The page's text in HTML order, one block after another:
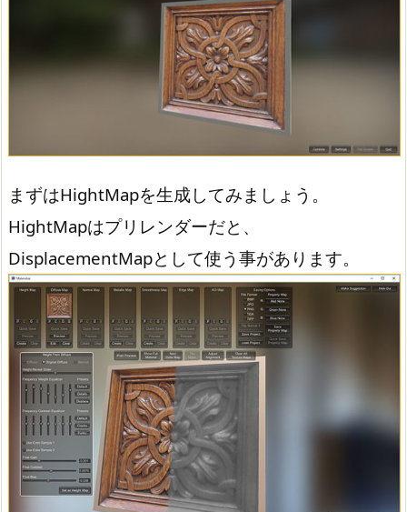
まずはHightMapを生成してみましょう。
HightMapはプリレンダーだと、
DisplacementMapとして使う事があります。